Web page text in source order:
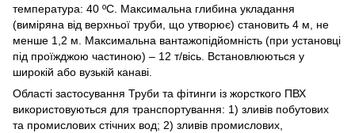
температура: 40 ºС. Максимальна глибина укладання
(виміряна від верхньої труби, що утворює) становить 4 м, не
менше 1,2 м. Максимальна вантажопідйомність (при установці
під проїжджою частиною) – 12 т/вісь. Встановлюються у
широкій або вузькій канаві.
Області застосування Труби та фітинги із жорсткого ПВХ
використовуються для транспортування: 1) зливів побутових
та промислових стічних вод; 2) зливів промислових,